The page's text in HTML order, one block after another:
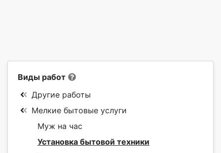
Виды работ
Другие работы
Мелкие бытовые услуги
Муж на час
Установка бытовой техники